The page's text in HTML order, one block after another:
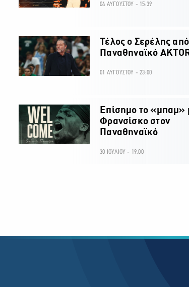
04 ΑΥΓΟΥΣΤΟΥ - 15:39
Τέλος ο Σερέλης
Παναθηναϊκό
01 ΑΥΓΟΥΣΤΟΥ - 23:00
Επίσημο το «μπαμ»
Φρανσίσκο στον
Παναθηναϊκό
30 ΙΟΥΛΙΟΥ - 19:00